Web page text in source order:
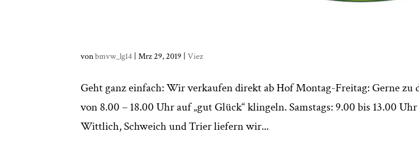
vonbmvw_lg14 |Mrz 29, 2019 |Viez
Geht ganz einfach: Wir verkaufen direkt ab Hof Montag-Freitag: Gerne zu
von 8.00 – 18.00 Uhr auf „gut Glück“ klingeln. Samstags: 9.00 bis 13.00
Wittlich, Schweich und Trier liefern wir...